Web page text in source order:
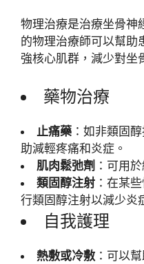
物理治療是治療坐骨神
的物理治療師可以幫助
強核心肌群，減少對坐
藥物治療
止痛藥 ：如非類固
助減輕疼痛和炎症。
肌肉鬆弛劑 ：可用
類固醇注射 ：在某
行類固醇注射以減少炎
自我護理
熱敷或冷敷 ：可以